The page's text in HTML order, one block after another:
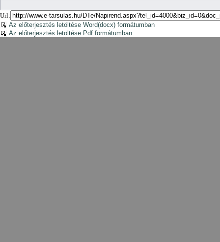
Url:
Az előterjesztés letöltése Word(docx) formátumban
Az előterjesztés letöltése Pdf formátumban